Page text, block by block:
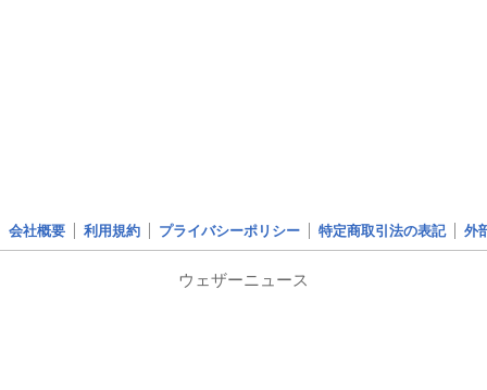
会社概要 利用規約 プライバシーポリシー 特定商取引法の表記 外
ウェザーニュース